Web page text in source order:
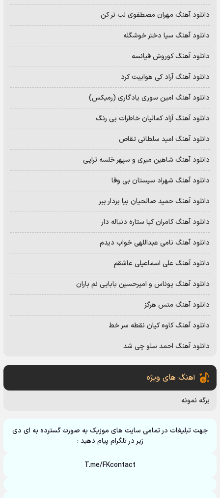
دانلود آهنگ مهران مصطفوی لب تر کن
دانلود آهنگ سیا دختر خوشگله
دانلود آهنگ کوروش فیانسه
دانلود آهنگ آراد کی هواییت کرد
دانلود آهنگ امین سوری یادگاری (رمیکس)
دانلود آهنگ آزاد کمالیان خاطرات بی رنگ
دانلود آهنگ امید سلطانی تقاص
دانلود آهنگ شاهین میری و سپهر خلسه تراپی
دانلود آهنگ شهراد سیستان بی وفا
دانلود آهنگ حمید صالحیان بیا بردار ببر
دانلود آهنگ کامران کیا ستاره دنباله دار
دانلود آهنگ نامی عبداللهی خواب دیدم
دانلود آهنگ علی اسماعیلی عاشقم
دانلود آهنگ یوناس و امیرحسین بابایی نم باران
دانلود آهنگ منس هرگز
دانلود آهنگ کاوه کیان نقطه سر خط
دانلود آهنگ احمد سلو چی شد
آهنگ های ویژه
برگه نمونه
جهت تبلیغات در تمامی سایت های موزیک به صورت گسترده به ای دی
زیر در تلگرام پیام دهید :
T.me/FKcontact